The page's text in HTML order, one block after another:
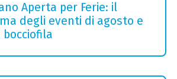
Aperta per Ferie: il
degli eventi di agosto e